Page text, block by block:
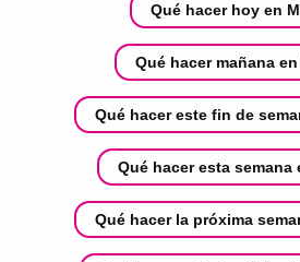
Qué hacer hoy en
Qué hacer mañana
Qué hacer este fin de
Qué hacer esta semana
Qué hacer la próxima